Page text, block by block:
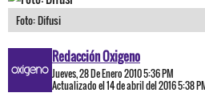
Foto: Difusi
Redacción Oxigeno
Jueves, 28 De Enero 2010 5:36 PM
Actualizado el 14 de abril del 2016 5:38